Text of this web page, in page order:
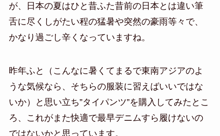
が、日本の夏はひと昔ふた昔前の日本とは違い筆
舌に尽くしがたい程の猛暑や突然の豪雨等々で、
かなり過ごし辛くなっていますね。
昨年ふと（こんなに暑くてまるで東南アジアのよ
うな気候なら、そちらの服装に習えばいいではな
いか）と思い立ち”タイパンツ”を購入してみたとこ
ろ、これがまた快適で最早デニムすら履けないの
ではないかと思っています。